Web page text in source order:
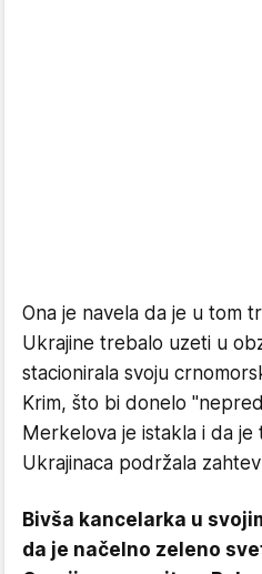
Ona je navela da je u tom
Ukrajine trebalo uzeti u
stacionirala svoju
Krim, što bi donelo
Merkelova je istakla i da je
Ukrajinaca podržala
Bivša kancelarka u
da je načelno zeleno